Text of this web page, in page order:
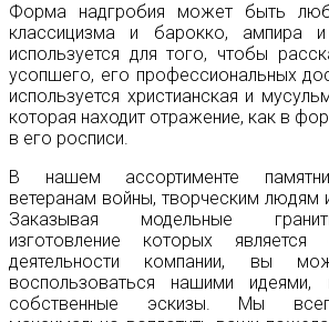
Форма надгробия может быть
классицизма и барокко, ампира
используется для того, чтобы
усопшего, его профессиональных
используется христианская и
которая находит отражение, как в
в его росписи.
В нашем ассортименте
ветеранам войны, творческим людям
Заказывая модельные
изготовление которых
деятельности компании, вы
воспользоваться нашими
собственные эскизы. Мы